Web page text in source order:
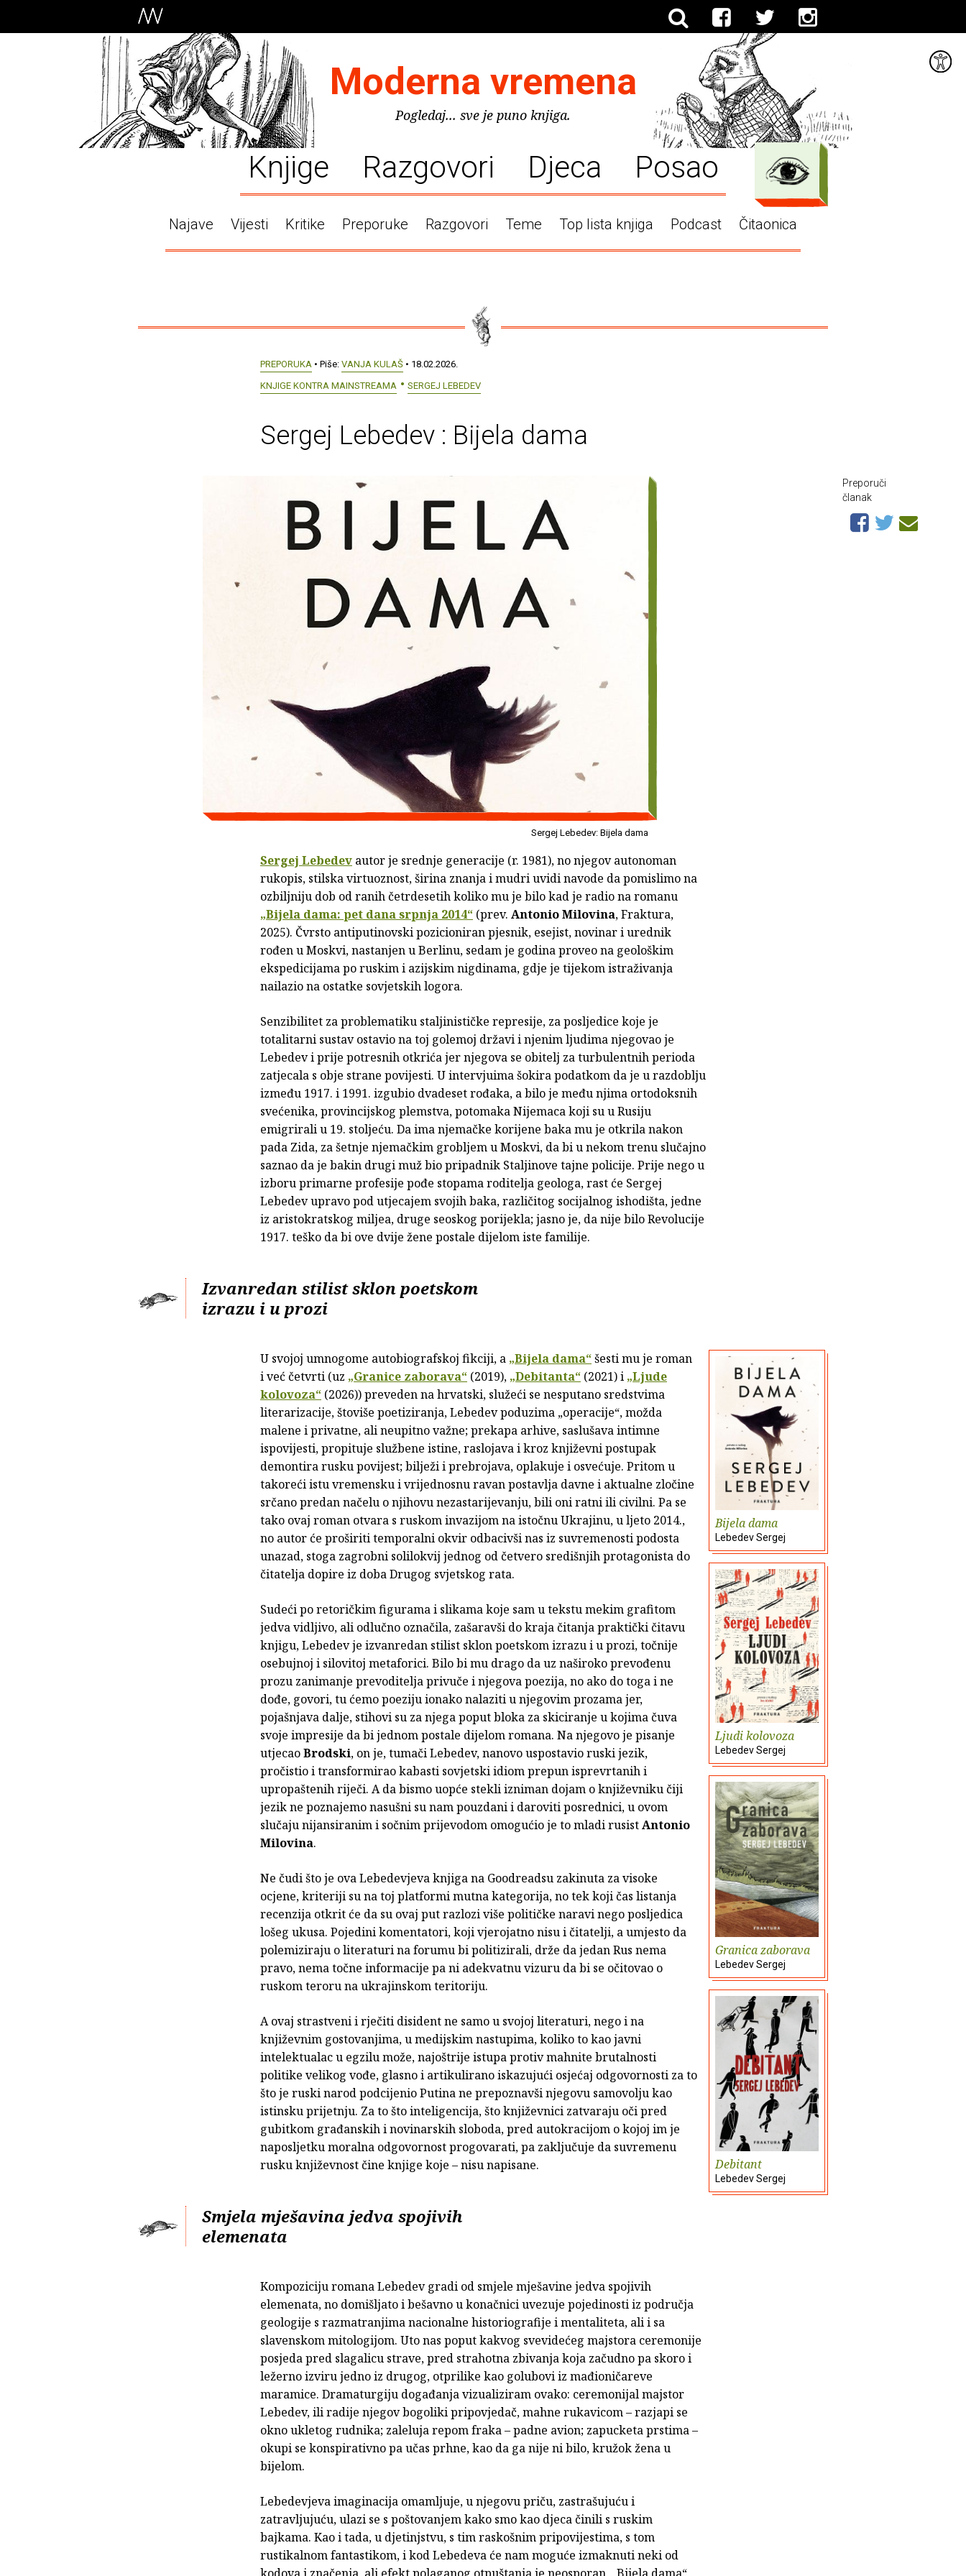
Moderna vremena
Pogledaj... sve je puno knjiga.
Knjige Razgovori Djeca Posao
Najave Vijesti Kritike Preporuke Razgovori Teme Top lista knjiga Podcast Čitaonica
PREPORUKA • Piše: VANJA KULAŠ • 18.02.2026.
KNJIGE KONTRA MAINSTREAMA
SERGEJ LEBEDEV
Sergej Lebedev : Bijela dama
Sergej Lebedev: Bijela dama
Sergej Lebedev autor je srednje generacije (r. 1981), no njegov autonoman
rukopis, stilska virtuoznost, širina znanja i mudri uvidi navode da pomislimo na
ozbiljniju dob od ranih četrdesetih koliko mu je bilo kad je radio na romanu
„Bijela dama: pet dana srpnja 2014“ (prev. Antonio Milovina, Fraktura,
2025). Čvrsto antiputinovski pozicioniran pjesnik, esejist, novinar i urednik
rođen u Moskvi, nastanjen u Berlinu, sedam je godina proveo na geološkim
ekspedicijama po ruskim i azijskim nigdinama, gdje je tijekom istraživanja
nailazio na ostatke sovjetskih logora.
Senzibilitet za problematiku staljinističke represije, za posljedice koje je
totalitarni sustav ostavio na toj golemoj državi i njenim ljudima njegovao je
Lebedev i prije potresnih otkrića jer njegova se obitelj za turbulentnih perioda
zatjecala s obje strane povijesti. U intervjuima šokira podatkom da je u razdoblju
između 1917. i 1991. izgubio dvadeset rođaka, a bilo je među njima ortodoksnih
svećenika, provincijskog plemstva, potomaka Nijemaca koji su u Rusiju
emigrirali u 19. stoljeću. Da ima njemačke korijene baka mu je otkrila nakon
pada Zida, za šetnje njemačkim grobljem u Moskvi, da bi u nekom trenu slučajno
saznao da je bakin drugi muž bio pripadnik Staljinove tajne policije. Prije nego u
izboru primarne profesije pođe stopama roditelja geologa, rast će Sergej
Lebedev upravo pod utjecajem svojih baka, različitog socijalnog ishodišta, jedne
iz aristokratskog miljea, druge seoskog porijekla; jasno je, da nije bilo Revolucije
1917. teško da bi ove dvije žene postale dijelom iste familije.
Izvanredan stilist sklon poetskom
izrazu i u prozi
Bijela dama
Lebedev Sergej
Ljudi kolovoza
Lebedev Sergej
Granica zaborava
Lebedev Sergej
Debitant
Lebedev Sergej
U svojoj umnogome autobiografskoj fikciji, a „Bijela dama“šesti mu je roman
i već četvrti (uz „Granice zaborava“ (2019), „Debitanta“ (2021) i „Ljude
kolovoza“ (2026)) preveden na hrvatski, služeći se nesputano sredstvima
literarizacije, štoviše poetiziranja, Lebedev poduzima „operacije“, možda
malene i privatne, ali neupitno važne; prekapa arhive, saslušava intimne
ispovijesti, propituje službene istine, raslojava i kroz književni postupak
demontira rusku povijest; bilježi i prebrojava, oplakuje i osvećuje. Pritom u
takoreći istu vremensku i vrijednosnu ravan postavlja davne i aktualne zločine
srčano predan načelu o njihovu nezastarijevanju, bili oni ratni ili civilni. Pa se
tako ovaj roman otvara s ruskom invazijom na istočnu Ukrajinu, u ljeto 2014.,
no autor će proširiti temporalni okvir odbacivši nas iz suvremenosti podosta
unazad, stoga zagrobni solilokvij jednog od četvero središnjih protagonista do
čitatelja dopire iz doba Drugog svjetskog rata.
Sudeći po retoričkim figurama i slikama koje sam u tekstu mekim grafitom
jedva vidljivo, ali odlučno označila, zašaravši do kraja čitanja praktički čitavu
knjigu, Lebedev je izvanredan stilist sklon poetskom izrazu i u prozi, točnije
osebujnoj i silovitoj metaforici. Bilo bi mu drago da uz naširoko prevođenu
prozu zanimanje prevoditelja privuče i njegova poezija, no ako do toga i ne
dođe, govori, tu ćemo poeziju ionako nalaziti u njegovim prozama jer,
pojašnjava dalje, stihovi su za njega poput bloka za skiciranje u kojima čuva
svoje impresije da bi jednom postale dijelom romana. Na njegovo je pisanje
utjecaoBrodski, on je, tumači Lebedev, nanovo uspostavio ruski jezik,
pročistio i transformirao kabasti sovjetski idiom prepun isprevrtanih i
upropaštenih riječi. A da bismo uopće stekli izniman dojam o književniku čiji
jezik ne poznajemo nasušni su nam pouzdani i daroviti posrednici, u ovom
slučaju nijansiranim i sočnim prijevodom omogućio je to mladi rusistAntonio
Milovina.
Ne čudi što je ova Lebedevjeva knjiga na Goodreadsu zakinuta za visoke
ocjene, kriteriji su na toj platformi mutna kategorija, no tek koji čas listanja
recenzija otkrit će da su ovaj put razlozi više političke naravi nego posljedica
lošeg ukusa. Pojedini komentatori, koji vjerojatno nisu i čitatelji, a umjesto da
polemiziraju o literaturi na forumu bi politizirali, drže da jedan Rus nema
pravo, nema točne informacije pa ni adekvatnu vizuru da bi se očitovao o
ruskom teroru na ukrajinskom teritoriju.
A ovaj strastveni i rječiti disident ne samo u svojoj literaturi, nego i na
književnim gostovanjima, u medijskim nastupima, koliko to kao javni
intelektualac u egzilu može, najoštrije istupa protiv mahnite brutalnosti
politike velikog vođe, glasno i artikulirano iskazujući osjećaj odgovornosti za to
što je ruski narod podcijenio Putina ne prepoznavši njegovu samovolju kao
istinsku prijetnju. Za to što inteligencija, što književnici zatvaraju oči pred
gubitkom građanskih i novinarskih sloboda, pred autokracijom o kojoj im je
naposljetku moralna odgovornost progovarati, pa zaključuje da suvremenu
rusku književnost čine knjige koje – nisu napisane.
Smjela mješavina jedva spojivih
elemenata
Kompoziciju romana Lebedev gradi od smjele mješavine jedva spojivih
elemenata, no domišljato i bešavno u konačnici uvezuje pojedinosti iz područja
geologije s razmatranjima nacionalne historiografije i mentaliteta, ali i sa
slavenskom mitologijom. Uto nas poput kakvog svevidećeg majstora ceremonije
posjeda pred slagalicu strave, pred strahotna zbivanja koja začudno pa skoro i
ležerno izviru jedno iz drugog, otprilike kao golubovi iz mađioničareve
maramice. Dramaturgiju događanja vizualiziram ovako: ceremonijal majstor
Lebedev, ili radije njegov bogoliki pripovjedač, mahne rukavicom – razjapi se
okno ukletog rudnika; zaleluja repom fraka – padne avion; zapucketa prstima –
okupi se konspirativno pa učas prhne, kao da ga nije ni bilo, kružok žena u
bijelom.
Lebedevjeva imaginacija omamljuje, u njegovu priču, zastrašujuću i
zatravljujuću, ulazi se s poštovanjem kako smo kao djeca činili s ruskim
bajkama. Kao i tada, u djetinjstvu, s tim raskošnim pripovijestima, s tom
rustikalnom fantastikom, i kod Lebedeva će nam moguće izmaknuti neki od
Preporuči
članak